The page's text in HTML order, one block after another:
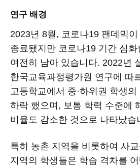
연구 배경
2023년 8월, 코로나19 팬데믹이
종료됐지만 코로나19 기간 심
여전히 남아 있습니다. 2022년
한국교육과정평가원 연구에 따
고등학교에서 중·하위권 학생
하락 했으며, 보통 학력 수준에
비율도 감소한 것으로 나타났습
특히 농촌 지역을 비롯하여 사
지역의 학생들은 학습 격차를